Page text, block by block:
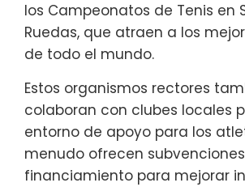
los Campeonatos de Tenis en
Ruedas, que atraen a los
de todo el mundo.
Estos organismos rectores
colaboran con clubes locales
entorno de apoyo para los
menudo ofrecen
financiamiento para mejorar